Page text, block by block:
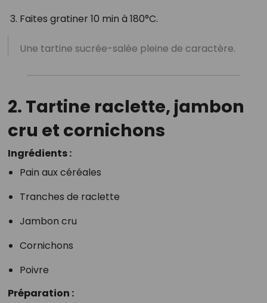
Faites gratiner 10 min à 180°C.
Une tartine sucrée-salée pleine de caractère.
2. Tartine raclette, jambon
cru et cornichons
Ingrédients :
Pain aux céréales
Tranches de raclette
Jambon cru
Cornichons
Poivre
Préparation :